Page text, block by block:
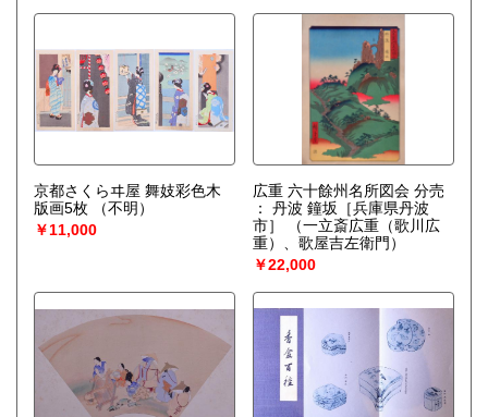
京都さくらヰ屋 舞妓彩色木
版画5枚
（不明）
￥11,000
広重 六十餘州名所図会 分売
： 丹波 鐘坂［兵庫県丹波
市］
（一立斎広重（歌川広
重）、歌屋吉左衛門）
￥22,000